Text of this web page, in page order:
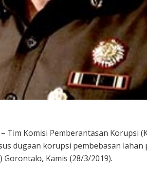
– Tim Komisi Pemberantasan Korupsi
dugaan korupsi pembebasan
Kamis (28/3/2019).